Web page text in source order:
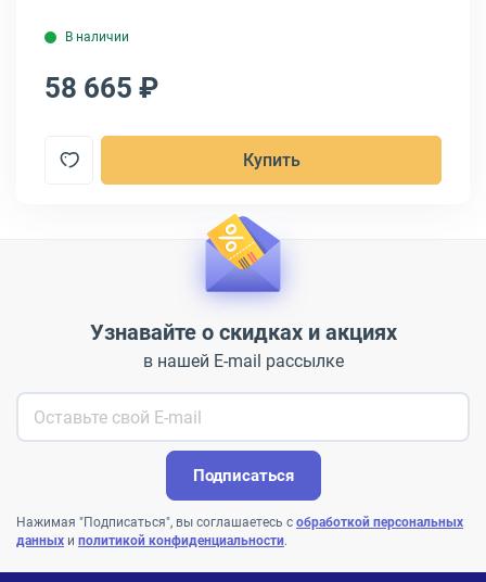
В наличии
58 665 ₽
Купить
Узнавайте о скидках и акциях
в нашей E-mail рассылке
Подписаться
Нажимая "Подписаться", вы соглашаетесь с обработкой персональных
данных и политикой конфиденциальности.